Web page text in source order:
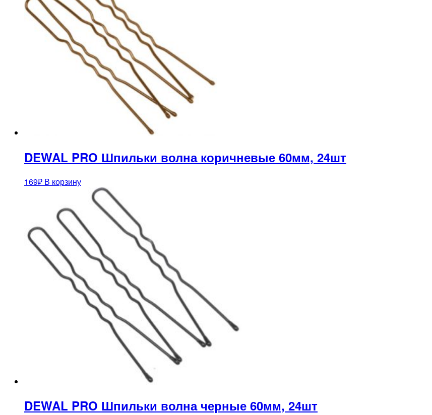
DEWAL PRO Шпильки волна коричневые 60мм, 24шт
169₽ В корзину
DEWAL PRO Шпильки волна черные 60мм, 24шт